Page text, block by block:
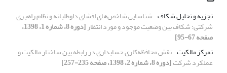
تجزیه و تحلیل شکاف شناسایی شاخص‌های افشای داوطلبانه و نظام راهبری
شرکتی؛ شکاف بین وضعیت موجود و مورد انتظار [دوره 8، شماره 1، 1398،
صفحه 67-95]
تمرکز مالکیت نقش محافظه‌کاری حسابداری در رابطه بین ساختار مالکیت و
عملکرد شرکت[دوره 8، شماره 2، 1398، صفحه 235-257]